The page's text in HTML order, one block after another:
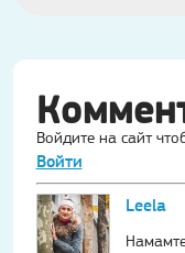
Войдите на сайт
Войти
Leela